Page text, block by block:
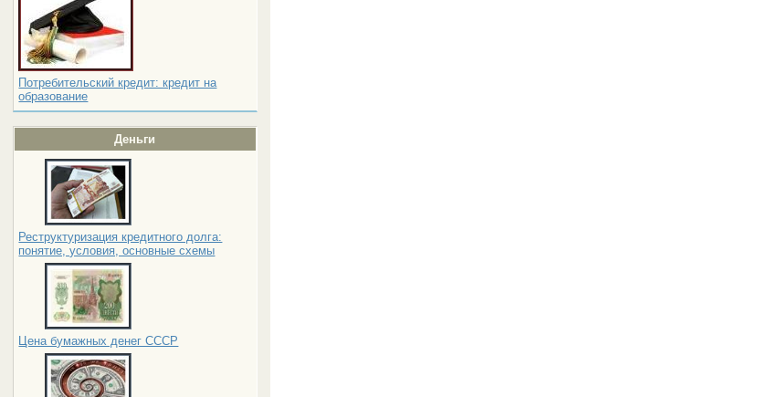
Потребительский кредит: кредит на
образование
Деньги
Реструктуризация кредитного долга:
понятие, условия, основные схемы
Цена бумажных денег СССР